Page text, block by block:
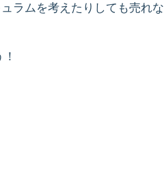
ラムを考えたりしても売れな